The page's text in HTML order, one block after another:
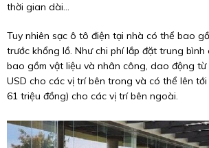
thời gian dài...
Tuy nhiên sạc ô tô điện tại nhà có thể bao
trước khổng lồ. Như chi phí lắp đặt trung bình
bao gồm vật liệu và nhân công, dao động từ
USD cho các vị trí bên trong và có thể lên tới
61 triệu đồng) cho các vị trí bên ngoài.